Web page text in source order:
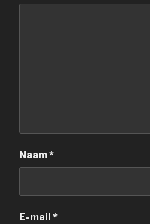
Naam*
E-mail *